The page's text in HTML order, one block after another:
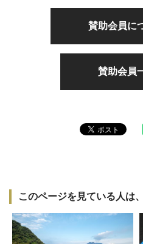
賛助会員に
賛助会員
このページを見ている人は